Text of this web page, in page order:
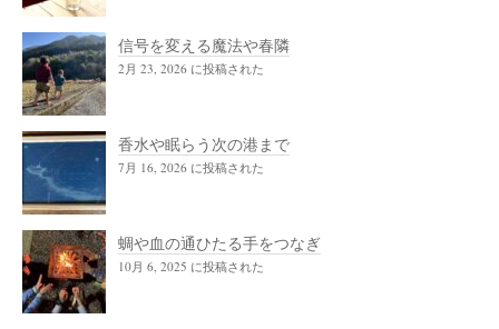
信号を変える魔法や春隣
2月 23, 2026 に投稿された
香水や眠らう次の港まで
7月 16, 2026 に投稿された
蜩や血の通ひたる手をつなぎ
10月 6, 2025 に投稿された